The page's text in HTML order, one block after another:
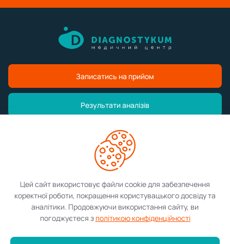
Записатись на прийом
Результати аналізів
Контакти
Цей сайт використовує файли cookie для забезпечення
коректної роботи, покращення користувацького досвіду та
аналітики. Продовжуючи використання сайту, ви
погоджуєтеся з політикою конфіденційності